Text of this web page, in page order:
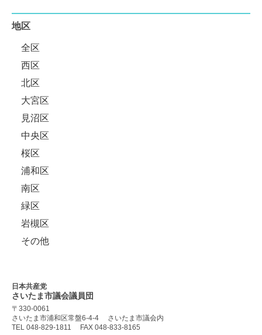
地区
全区
西区
北区
大宮区
見沼区
中央区
桜区
浦和区
南区
緑区
岩槻区
その他
日本共産党
さいたま市議会議員団
〒330-0061
さいたま市浦和区常盤6-4-4
さいたま市議会内
TEL 048-829-1811
FAX 048-833-8165